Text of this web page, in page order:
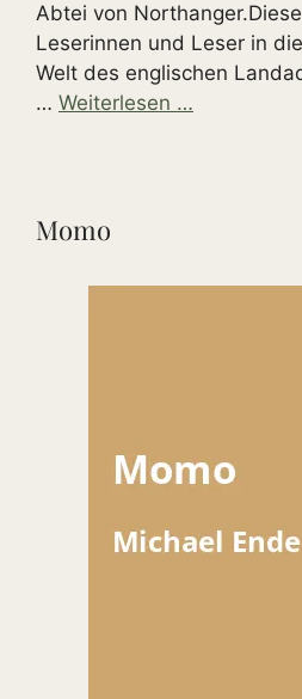
Abtei von
Leserinnen und Leser in
Welt des englischen
… Weiterlesen …
Momo